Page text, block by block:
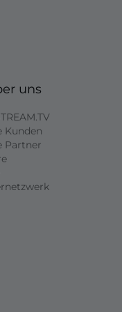
uns
Kunden
Partner